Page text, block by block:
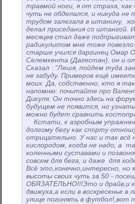
травмой ноги, я от страха, как
чуть не обделался, и никуда не
трудом залезала в штанину,
делал приседания со штангой.
месяцев стал даже
радикулитом мне тоже
старше учился даргинец Омар
Селемкента (Дагестан), он и
Сказал : “Лешя, пойдем туда
не забуду. Примеров ещё
моих. Да, собственно, кто я
напомню: почитайте про
Дикуля. Он точно здесь на
будущем не появится, но
можно будет сравнить
Кстати, к аэробным
долгому бегу как спорту
отрицательно. У нас и так всё
кислородом, когда не надо, а
коленными суставами и
совсем для бега, и даже для
Всё это,конечно,интересно, но
высоты своих чуть за 50 -
ОБЯЗАТЕЛЬНО!!!Это и драйв,и
движуха,а если в воскресенье в
улице погонять в футбол!,вот